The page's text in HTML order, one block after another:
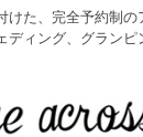
けた、完全予約制
ィング、グラン